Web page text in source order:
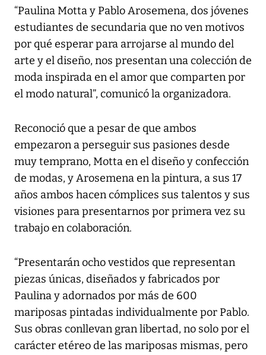
“Paulina Motta y Pablo Arosemena, dos jóvenes
estudiantes de secundaria que no ven motivos
por qué esperar para arrojarse al mundo del
arte y el diseño, nos presentan una colección de
moda inspirada en el amor que comparten por
el modo natural”, comunicó la organizadora.
Reconoció que a pesar de que ambos
empezaron a perseguir sus pasiones desde
muy temprano, Motta en el diseño y confección
de modas, y Arosemena en la pintura, a sus 17
años ambos hacen cómplices sus talentos y sus
visiones para presentarnos por primera vez su
trabajo en colaboración.
“Presentarán ocho vestidos que representan
piezas únicas, diseñados y fabricados por
Paulina y adornados por más de 600
mariposas pintadas individualmente por Pablo.
Sus obras conllevan gran libertad, no solo por el
carácter etéreo de las mariposas mismas, pero